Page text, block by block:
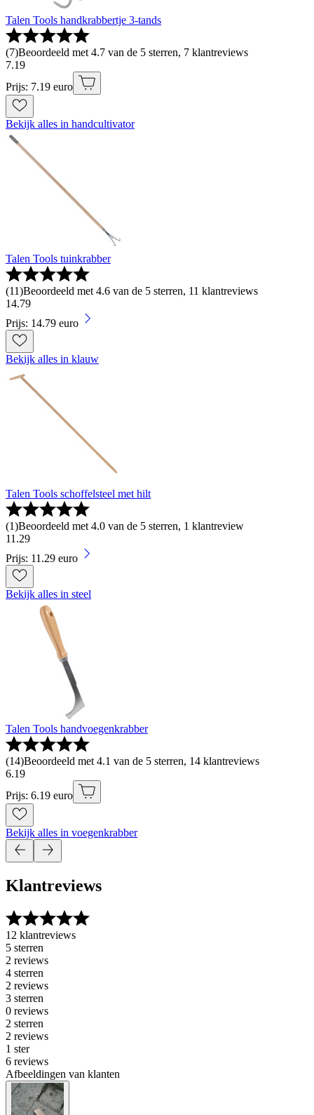
Talen Tools handkrabbertje 3-tands
(7)Beoordeeld met 4.7 van de 5 sterren, 7 klantreviews
7.19
Prijs: 7.19 euro
Bekijk alles in handcultivator
Talen Tools tuinkrabber
(11)Beoordeeld met 4.6 van de 5 sterren, 11 klantreviews
14.79
Prijs: 14.79 euro
Bekijk alles in klauw
Talen Tools schoffelsteel met hilt
(1)Beoordeeld met 4.0 van de 5 sterren, 1 klantreview
11.29
Prijs: 11.29 euro
Bekijk alles in steel
Talen Tools handvoegenkrabber
(14)Beoordeeld met 4.1 van de 5 sterren, 14 klantreviews
6.19
Prijs: 6.19 euro
Bekijk alles in voegenkrabber
Klantreviews
12 klantreviews
5 sterren
2 reviews
4 sterren
2 reviews
3 sterren
0 reviews
2 sterren
2 reviews
1 ster
6 reviews
Afbeeldingen van klanten